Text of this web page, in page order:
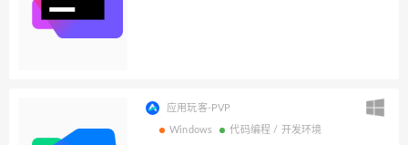
应用玩客-PVP
Windows 代码编程 / 开发环境